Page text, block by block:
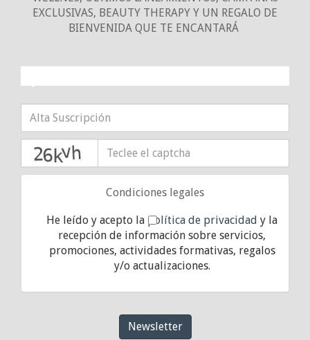
EXCLUSIVAS, BEAUTY THERAPY Y UN REGALO DE
BIENVENIDA QUE TE ENCANTARÁ
Condiciones legales
He leído y acepto la política de privacidad y la
recepción de información sobre servicios,
promociones, actividades formativas, regalos
y/o actualizaciones.
Newsletter